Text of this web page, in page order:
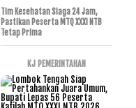
Tim Kesehatan Siaga 24 Jam,
Pastikan Peserta MTQ XXXI NTB
Tetap Prima
KJ PEMERINTAHAN